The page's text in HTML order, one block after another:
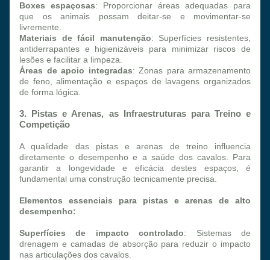
Boxes espaçosas: Proporcionar áreas adequadas para
que os animais possam deitar-se e movimentar-se
livremente.
Materiais de fácil manutenção: Superfícies resistentes,
antiderrapantes e higienizáveis para minimizar riscos de
lesões e facilitar a limpeza.
Áreas de apoio integradas: Zonas para armazenamento
de feno, alimentação e espaços de lavagens organizados
de forma lógica.
3. Pistas e Arenas, as Infraestruturas para Treino e
Competição
A qualidade das pistas e arenas de treino influencia
diretamente o desempenho e a saúde dos cavalos. Para
garantir a longevidade e eficácia destes espaços, é
fundamental uma construção tecnicamente precisa.
Elementos essenciais para pistas e arenas de alto
desempenho:
Superfícies de impacto controlado: Sistemas de
drenagem e camadas de absorção para reduzir o impacto
nas articulações dos cavalos.